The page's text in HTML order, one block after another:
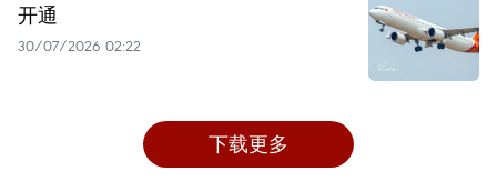
开通
30/07/2026 02:22
下载更多